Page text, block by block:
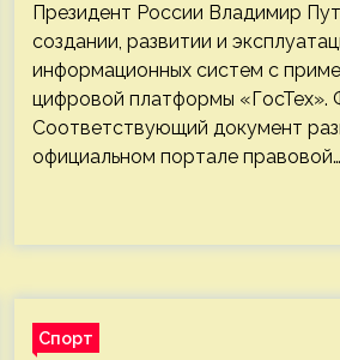
Президент России Владимир
создании, развитии и
информационных систем с
цифровой платформы
Соответствующий документ
официальном портале правовой…
Спорт